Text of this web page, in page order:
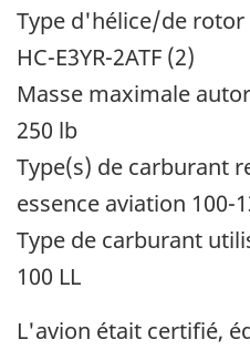
Type d'hélice/de
HC-E3YR-2ATF (2)
Masse maximale
250 lb
Type(s) de carburant
essence aviation 100-
Type de carburant
100 LL
L'avion était certifié,